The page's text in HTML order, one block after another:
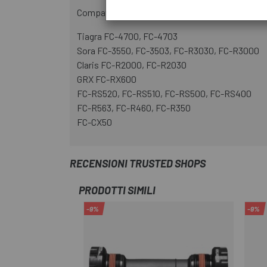
Compatibilità:
Tiagra FC-4700, FC-4703
Sora FC-3550, FC-3503, FC-R3030, FC-R3000
Claris FC-R2000, FC-R2030
GRX FC-RX600
FC-RS520, FC-RS510, FC-RS500, FC-RS400
FC-R563, FC-R460, FC-R350
FC-CX50
RECENSIONI TRUSTED SHOPS
PRODOTTI SIMILI
-9% -9%